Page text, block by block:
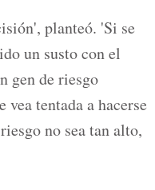
planteó. 'Si se
un susto con el
gen de riesgo
tentada a hacerse
no sea tan alto,